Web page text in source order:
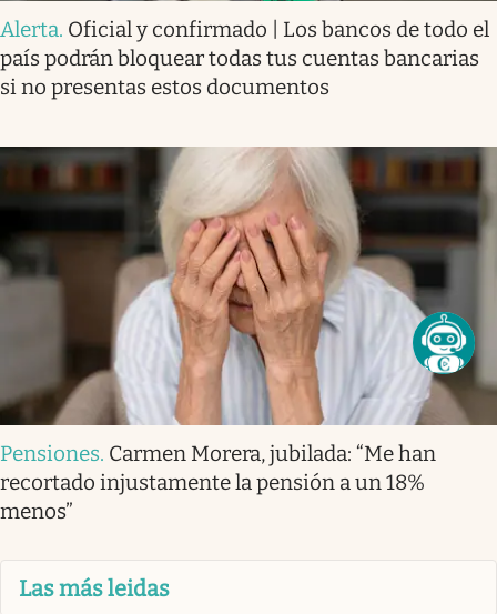
Alerta. Oficial y confirmado | Los bancos de todo el
país podrán bloquear todas tus cuentas bancarias
si no presentas estos documentos
Pensiones. Carmen Morera, jubilada: “Me han
recortado injustamente la pensión a un 18%
menos”
Las más leidas